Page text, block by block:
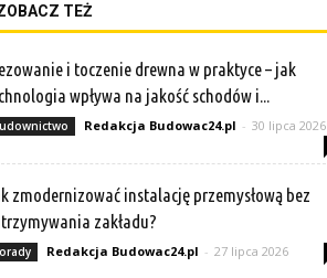
TEŻ
i toczenie drewna w praktyce – jak
wpływa na jakość schodów i...
Redakcja Budowac24.pl - 30 lipca 2026
zmodernizować instalację przemysłową bez
zakładu?
Redakcja Budowac24.pl - 27 lipca 2026